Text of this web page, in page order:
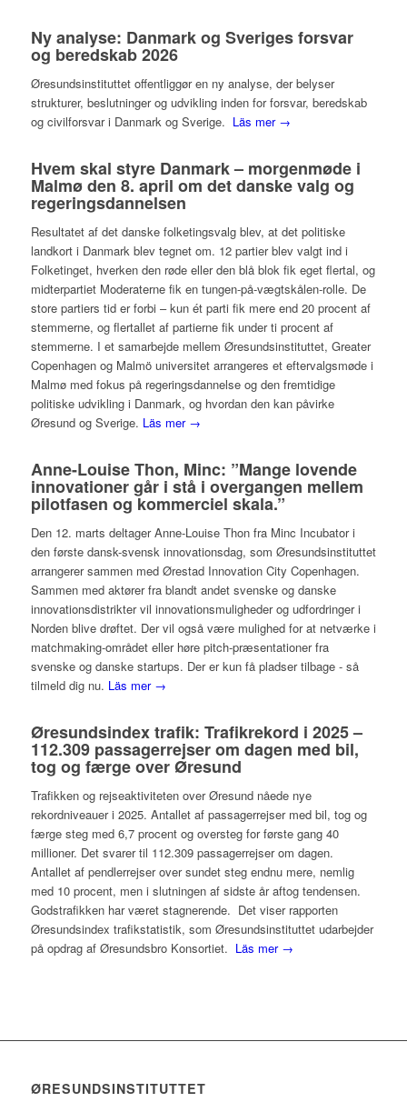
Ny analyse: Danmark og Sveriges forsvar
og beredskab 2026
Øresundsinstituttet offentliggør en ny analyse, der belyser
strukturer, beslutninger og udvikling inden for forsvar, beredskab
og civilforsvar i Danmark og Sverige. Läs mer →
Hvem skal styre Danmark – morgenmøde i
Malmø den 8. april om det danske valg og
regeringsdannelsen
Resultatet af det danske folketingsvalg blev, at det politiske
landkort i Danmark blev tegnet om. 12 partier blev valgt ind i
Folketinget, hverken den røde eller den blå blok fik eget flertal, og
midterpartiet Moderaterne fik en tungen-på-vægtskålen-rolle. De
store partiers tid er forbi – kun ét parti fik mere end 20 procent af
stemmerne, og flertallet af partierne fik under ti procent af
stemmerne. I et samarbejde mellem Øresundsinstituttet, Greater
Copenhagen og Malmö universitet arrangeres et eftervalgsmøde i
Malmø med fokus på regeringsdannelse og den fremtidige
politiske udvikling i Danmark, og hvordan den kan påvirke
Øresund og Sverige. Läs mer →
Anne-Louise Thon, Minc: ”Mange lovende
innovationer går i stå i overgangen mellem
pilotfasen og kommerciel skala.”
Den 12. marts deltager Anne-Louise Thon fra Minc Incubator i
den første dansk-svensk innovationsdag, som Øresundsinstituttet
arrangerer sammen med Ørestad Innovation City Copenhagen.
Sammen med aktører fra blandt andet svenske og danske
innovationsdistrikter vil innovationsmuligheder og udfordringer i
Norden blive drøftet. Der vil også være mulighed for at netværke i
matchmaking-området eller høre pitch-præsentationer fra
svenske og danske startups. Der er kun få pladser tilbage - så
tilmeld dig nu. Läs mer →
Øresundsindex trafik: Trafikrekord i 2025 –
112.309 passagerrejser om dagen med bil,
tog og færge over Øresund
Trafikken og rejseaktiviteten over Øresund nåede nye
rekordniveauer i 2025. Antallet af passagerrejser med bil, tog og
færge steg med 6,7 procent og oversteg for første gang 40
millioner. Det svarer til 112.309 passagerrejser om dagen.
Antallet af pendlerrejser over sundet steg endnu mere, nemlig
med 10 procent, men i slutningen af sidste år aftog tendensen.
Godstrafikken har været stagnerende. Det viser rapporten
Øresundsindex trafikstatistik, som Øresundsinstituttet udarbejder
på opdrag af Øresundsbro Konsortiet. Läs mer →
ØRESUNDSINSTITUTTET